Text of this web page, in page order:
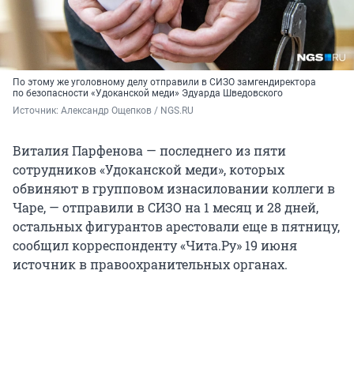
По этому же уголовному делу отправили в СИЗО замгендиректора
по безопасности «Удоканской меди» Эдуарда Шведовского
Источник: Александр Ощепков / NGS.RU
Виталия Парфенова — последнего из пяти
сотрудников «Удоканской меди», которых
обвиняют в групповом изнасиловании коллеги в
Чаре, — отправили в СИЗО на 1 месяц и 28 дней,
остальных фигурантов арестовали еще в пятницу,
сообщил корреспонденту «Чита.Ру» 19 июня
источник в правоохранительных органах.